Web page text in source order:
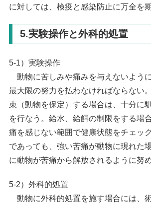
に対しては、検疫と感染防止に万全を期
5.実験操作と外科的処置
5-1）実験操作
動物に苦しみや痛みを与えないよう
最大限の努力を払わなければならない
束（動物を保定）する場合は、十分に
を行なう。給水、給餌の制限をする場
痛を感じない範囲で健康状態をチェッ
であっても、強い苦痛が動物に現れた
に動物が苦痛から解放されるように努め
5-2）外科的処置
動物に外科的処置を施す場合には、